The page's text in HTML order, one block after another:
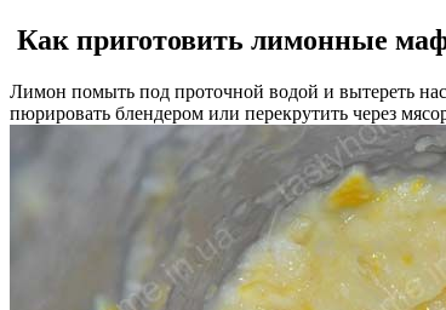
Как приготовить лимонные
Лимон помыть под проточной водой и вытереть
пюрировать блендером или перекрутить через